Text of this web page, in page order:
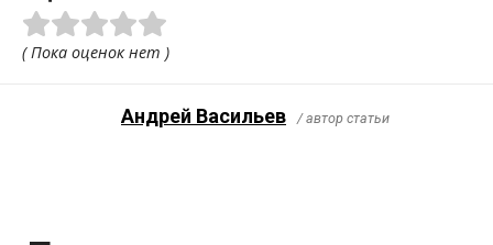
( Пока оценок нет )
Андрей Васильев / автор статьи